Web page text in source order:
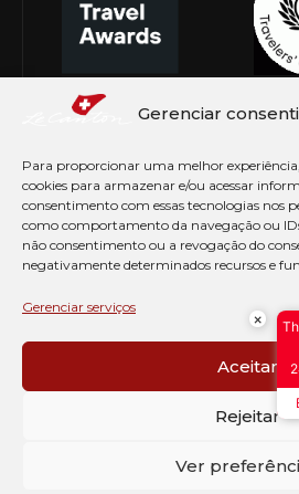
Gerenciar
Para proporcionar uma melhor
cookies para armazenar e/ou acessar
consentimento com essas tecnologias nos
como comportamento da navegação ou
não consentimento ou a revogação do
negativamente determinados recursos e
Gerenciar serviços
Aceitar
Rejeitar
Ver
© Copyright 2026 Le Canton.
PRÉ CHECK-
AVISO DE
PERGUNTAS
×